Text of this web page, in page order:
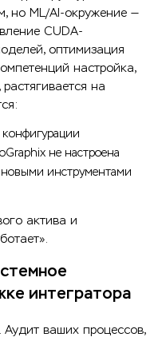
но ML/AI-окружение —
CUDA-
оптимизация
настройка,
на
не настроена
новыми инструментами
актива и
интегратора
Аудит ваших процессов,